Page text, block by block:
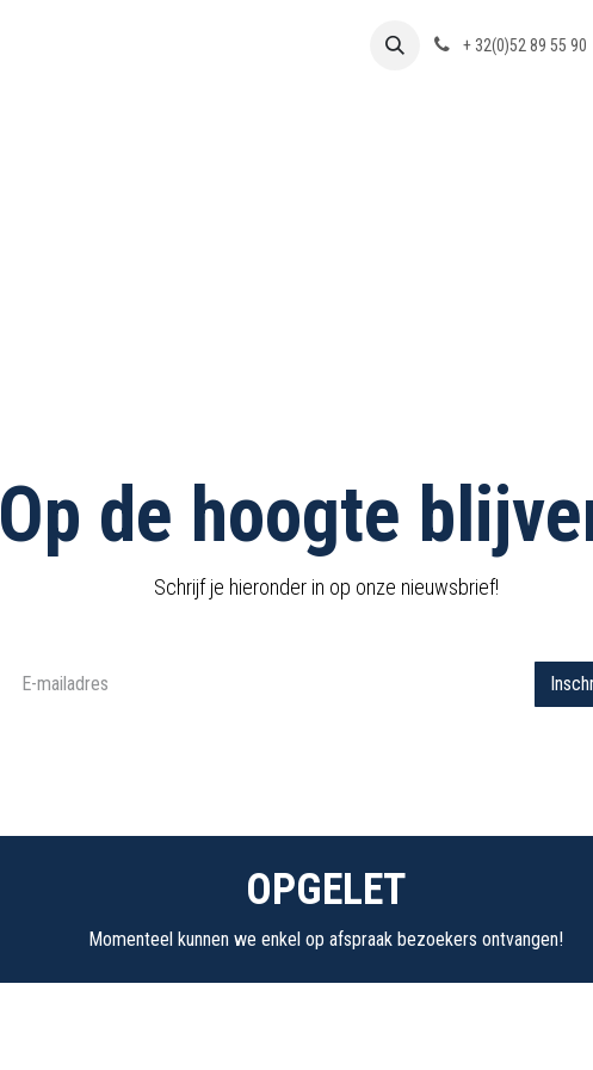
+ 32(0)52 89 55 90
Op de hoogte
Schrijf je hieronder in op onze nieuwsbrief!
OPGELET
Momenteel kunnen we enkel op afspraak bezoekers ontvangen!